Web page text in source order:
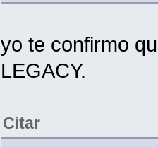
yo te confirmo
LEGACY.
Citar